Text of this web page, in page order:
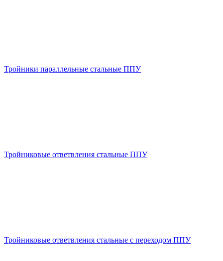
Тройники параллельные стальные ППУ
Тройниковые ответвления стальные ППУ
Тройниковые ответвления стальные с переходом ППУ